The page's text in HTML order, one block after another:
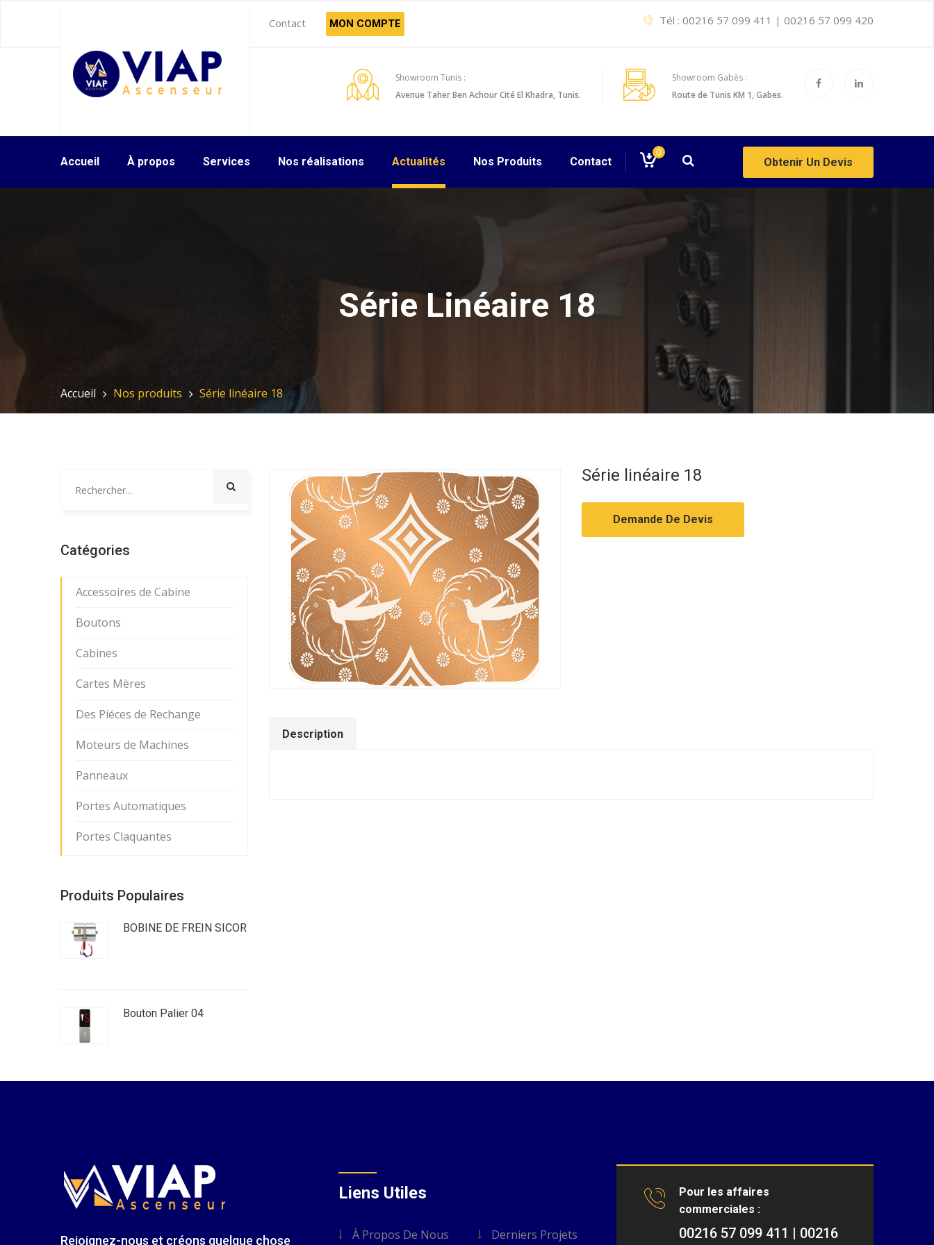
Contact MON COMPTE Tél : 00216 57 099 411 | 00216 57 099 420
Showroom Tunis :
Avenue Taher Ben Achour Cité El Khadra, Tunis.
Showroom Gabès :
Route de Tunis KM 1, Gabes.
Accueil À propos Services Nos réalisations Actualités Nos Produits Contact
0
Obtenir Un Devis
Série Linéaire 18
Accueil Nos produits Série linéaire 18
Série linéaire 18
Demande De Devis
Description
Catégories
Accessoires de Cabine
Boutons
Cabines
Cartes Mères
Des Piéces de Rechange
Moteurs de Machines
Panneaux
Portes Automatiques
Portes Claquantes
Produits Populaires
BOBINE DE FREIN SICOR
Bouton Palier 04
Rejoignez-nous et créons quelque chose
Liens Utiles
À Propos De Nous Derniers Projets
Pour les affaires
commerciales :
00216 57 099 411 | 00216